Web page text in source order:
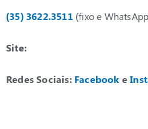
(35) 3622.3511(fixo e
Site:
Redes Sociais: Facebook e